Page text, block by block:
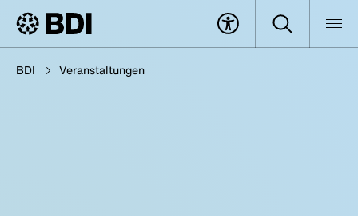
BDI Veranstaltungen